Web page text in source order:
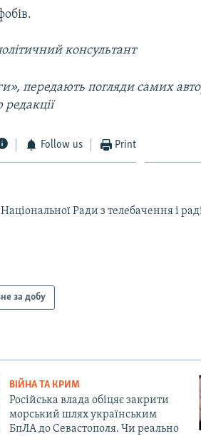
консультант
передають погляди самих
Follow us Print
Ради з телебачення і
за добу
ВІЙНА ТА КРИМ
Російська влада обіцяє закрити
морський шлях українським
БпЛА до Севастополя. Чи реально